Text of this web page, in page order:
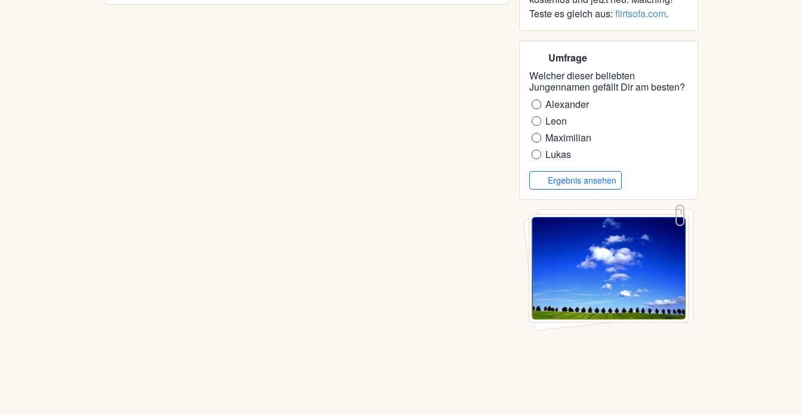
Teste es gleich aus: flirtsofa.com.
Umfrage
Welcher dieser beliebten
Jungennamen gefällt Dir am besten?
Alexander
Leon
Maximilian
Lukas
Ergebnis ansehen